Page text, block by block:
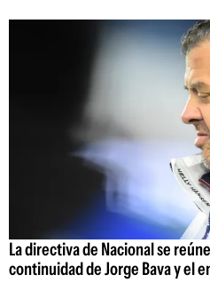
La directiva de Nacional se
continuidad de Jorge Bava y el